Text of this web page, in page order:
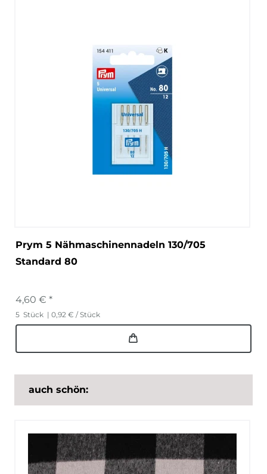
Prym 5 Nähmaschinennadeln 130/705
Standard 80
4,60 € *
5 Stück | 0,92 € / Stück
auch schön: